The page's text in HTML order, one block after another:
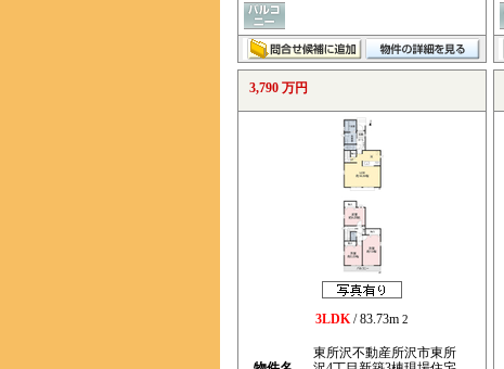
3,790 万円
3LDK/ 83.73m 2
東所沢不動産所沢市東所